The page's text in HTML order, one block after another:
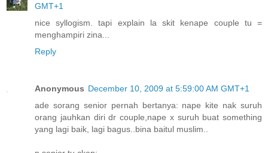
GMT+1
nice syllogism. tapi explain la skit kenape couple tu =
menghampiri zina...
Reply
Anonymous December 10, 2009 at 5:59:00 AM GMT+1
ade sorang senior pernah bertanya: nape kite nak suruh
orang jauhkan diri dr couple,nape x suruh buat something
yang lagi baik, lagi bagus..bina baitul muslim..